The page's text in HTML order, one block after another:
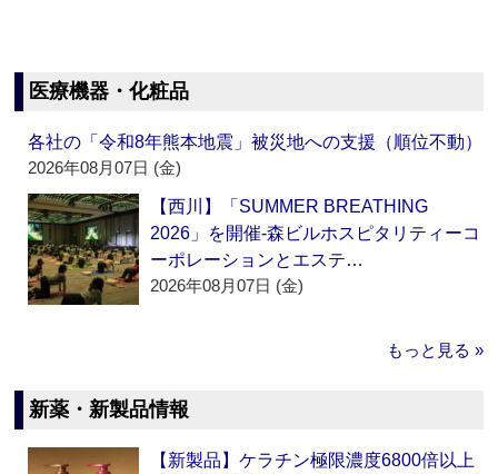
医療機器・化粧品
各社の「令和8年熊本地震」被災地への支援（順位不動）
2026年08月07日 (金)
【西川】「SUMMER BREATHING
2026」を開催‐森ビルホスピタリティーコ
ーポレーションとエステ…
2026年08月07日 (金)
もっと見る »
新薬・新製品情報
【新製品】ケラチン極限濃度6800倍以上